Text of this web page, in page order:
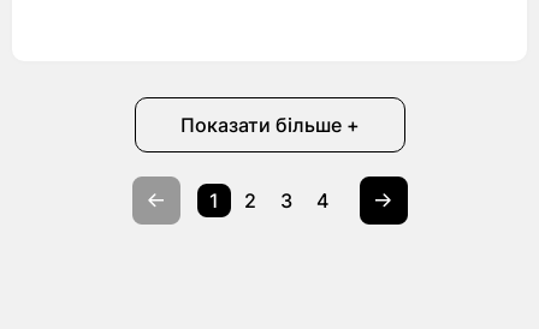
Показати більше +
1 2 3 4